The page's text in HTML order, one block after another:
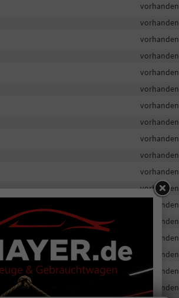
vorhanden
vorhanden
vorhanden
vorhanden
vorhanden
vorhanden
vorhanden
vorhanden
vorhanden
vorhanden
vorhanden
vorhanden
vorhanden
vorhanden
vorhanden
vorhanden
vorhanden
vorhanden